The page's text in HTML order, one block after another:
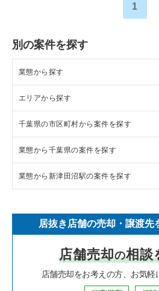
1
別の案件を探す
業態から探す
ラーメンの居抜き売却物件の案件一覧
フランス料理の居抜き売却物件の案件
イタリア料理の居抜き売却物件の案件
中華の居抜き売却物件の案件一覧
寿司の居抜き売却物件の案件一覧
焼肉の居抜き売却物件の案件一覧
鉄板焼き・お好み焼の居抜き売却物件
エリアから探す
東京23区の飲食店の居抜き売却物件の
東京都下の飲食店の居抜き売却物件の
千葉県の飲食店の居抜き売却物件の案
神奈川県の飲食店の居抜き売却物件の
大阪府の飲食店の居抜き売却物件の案
兵庫県の飲食店の居抜き売却物件の案
千葉県の市区町村から案件を探す
船橋市の飲食店の居抜き売却物件の案
鎌ヶ谷市の飲食店の居抜き売却物件の
浦安市の飲食店の居抜き売却物件の案
市川市の飲食店の居抜き売却物件の案
松戸市の飲食店の居抜き売却物件の案
業態から千葉県の案件を探す
千葉県のラーメンの居抜き売却物件の
千葉県のイタリア料理の居抜き売却物
千葉県の中華の居抜き売却物件の案件
千葉県のそば・うどんの居抜き売却物
業態から新津田沼駅の案件を探す
新津田沼駅のフランス料理の居抜き売
新津田沼駅のバーの居抜き売却物件の
新津田沼駅の居酒屋・ダイニングバー
居抜き店舗の売却・譲渡先
店舗売却の相談
店舗売却をお考えの方、お気軽